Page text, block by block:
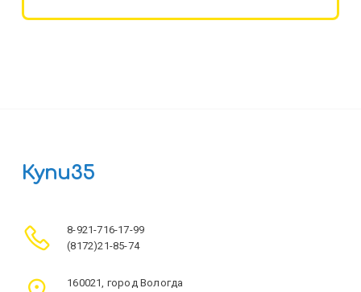
Купи35
8-921-716-17-99
(8172)21-85-74
160021, город Вологда